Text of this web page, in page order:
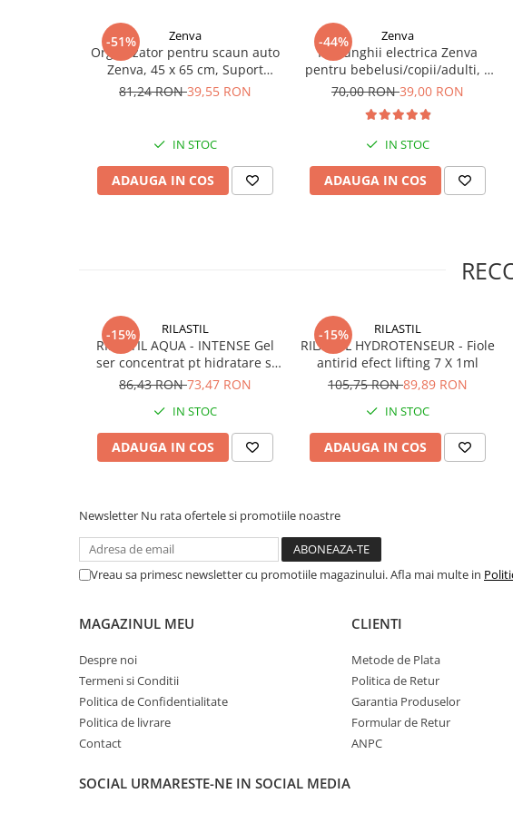
-51% Zenva
Organizator pentru scaun auto
Zenva, 45 x 65 cm, Suport
Tableta, Impermeabil, Negru,
81,24 RON39,55 RON
IN STOC
ADAUGA IN COS
-44% Zenva
Pila unghii electrica Zenva
pentru bebelusi/copii/adulti, 6
capete de schimb, verde
70,00 RON39,00 RON
IN STOC
ADAUGA IN COS
-15% RILASTIL
RILASTIL AQUA - INTENSE Gel
ser concentrat pt hidratare si
anti-poluare x 30ml
86,43 RON73,47 RON
IN STOC
ADAUGA IN COS
-15% RILASTIL
RILASTIL HYDROTENSEUR - Fiole
antirid efect lifting 7 X 1ml
105,75 RON89,89 RON
IN STOC
ADAUGA IN COS
Newsletter Nu rata ofertele si promotiile noastre
Vreau sa primesc newsletter cu promotiile magazinului. Afla mai multe in
MAGAZINUL MEU
Despre noi
Termeni si Conditii
Politica de Confidentialitate
Politica de livrare
Contact
CLIENTI
Metode de Plata
Politica de Retur
Garantia Produselor
Formular de Retur
ANPC
SOCIAL URMARESTE-NE IN SOCIAL MEDIA